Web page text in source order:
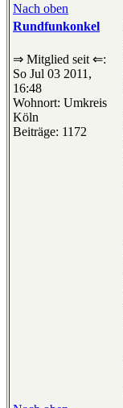
Nach oben
Rundfunkonkel
⇒ Mitglied seit ⇐:
So Jul 03 2011,
16:48
Wohnort: Umkreis
Köln
Beiträge: 1172